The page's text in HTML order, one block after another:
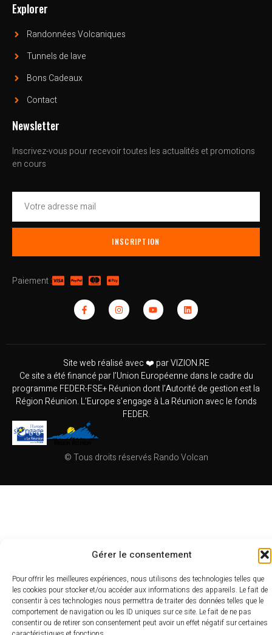
Gérer le consentement
Pour offrir les meilleures expériences, nous utilisons des technologies telles que
les cookies pour stocker et/ou accéder aux informations des appareils. Le fait de
consentir à ces technologies nous permettra de traiter des données telles que le
comportement de navigation ou les ID uniques sur ce site. Le fait de ne pas
consentir ou de retirer son consentement peut avoir un effet négatif sur certaines
Explorer
Randonnées Volcaniques
Tunnels de lave
Bons Cadeaux
Contact
Newsletter
Inscrivez-vous pour recevoir toutes les actualités et promotions
en cours
INSCRIPTION
Paiement :
Site web réalisé avec ❤️ par VIZION.RE
Ce site a été financé par l’Union Européenne dans le cadre du
programme FEDER-FSE+ Réunion dont l’Autorité de gestion est la
Région Réunion. L’Europe s’engage à La Réunion avec le fonds
FEDER.
© Tous droits réservés Rando Volcan